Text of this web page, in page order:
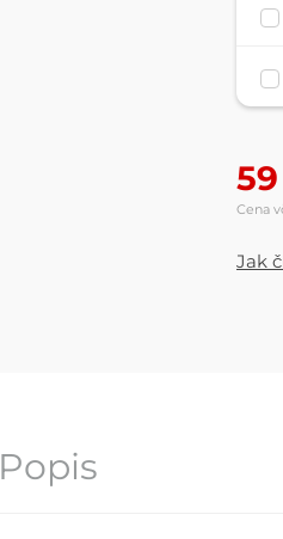
59
Cena
Jak
Popis